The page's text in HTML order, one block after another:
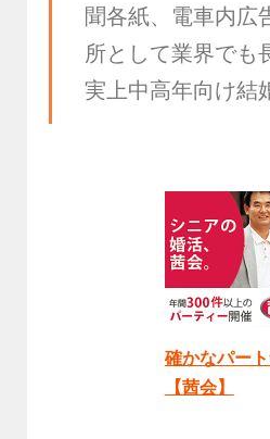
聞各紙、電車内広
所として業界でも
実上中高年向け結
確かなパー
【茜会】